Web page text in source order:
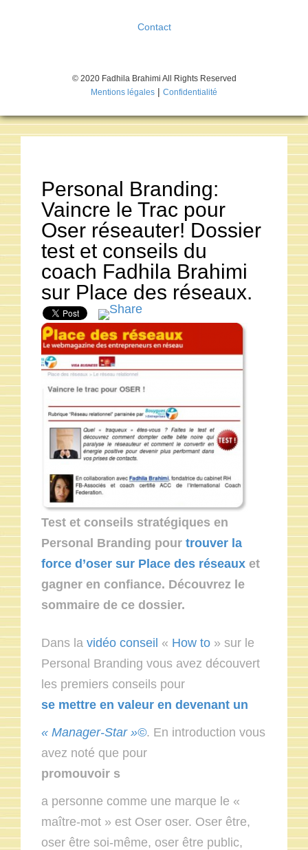
Contact
© 2020 Fadhila Brahimi All Rights Reserved
Mentions légales | Confidentialité
Personal Branding:
Vaincre le Trac pour
Oser réseauter! Dossier
test et conseils du
coach Fadhila Brahimi
sur Place des réseaux.
Test et conseils stratégiques en
Personal Branding pour trouver la
force d’oser sur Place des réseaux et
gagner en confiance. Découvrez le
sommaire de ce dossier.
Dans la vidéo conseil « How to » sur le
Personal Branding vous avez découvert
les premiers conseils pour
se mettre en valeur en devenant un
« Manager-Star »©. En introduction vous
avez noté que pour
promouvoir s
a personne comme une marque le «
maître-mot » est Oser oser. Oser être,
oser être soi-même, oser être public,